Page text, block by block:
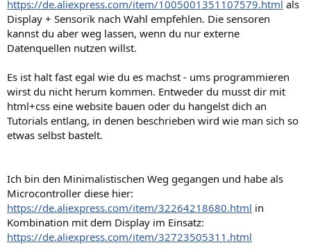
https://de.aliexpress.com/item/1005001351107579.html als
Display + Sensorik nach Wahl empfehlen. Die sensoren
kannst du aber weg lassen, wenn du nur externe
Datenquellen nutzen willst.
Es ist halt fast egal wie du es machst - ums programmieren
wirst du nicht herum kommen. Entweder du musst dir mit
html+css eine website bauen oder du hangelst dich an
Tutorials entlang, in denen beschrieben wird wie man sich so
etwas selbst bastelt.
Ich bin den Minimalistischen Weg gegangen und habe als
Microcontroller diese hier:
https://de.aliexpress.com/item/32264218680.html in
Kombination mit dem Display im Einsatz:
https://de.aliexpress.com/item/32723505311.html